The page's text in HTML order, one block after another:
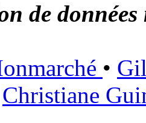
de
•
Christiane